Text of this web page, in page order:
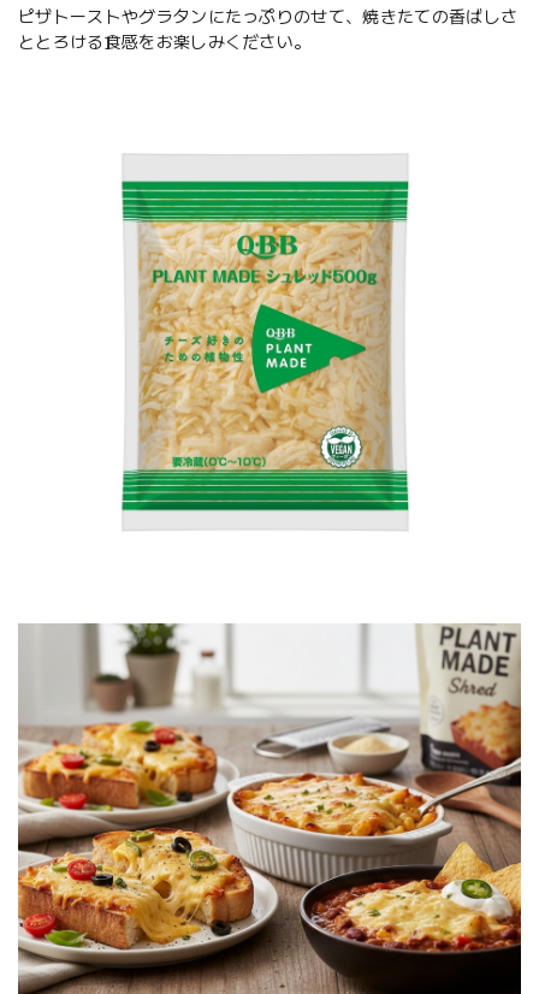
ピザトーストやグラタンにたっぷりのせて、焼きたての香ばしさ
ととろける食感をお楽しみください。